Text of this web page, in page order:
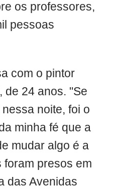
os professores,
pessoas
com o pintor
de 24 anos. "Se
noite, foi o
minha fé que a
mudar algo é a
foram presos em
das Avenidas